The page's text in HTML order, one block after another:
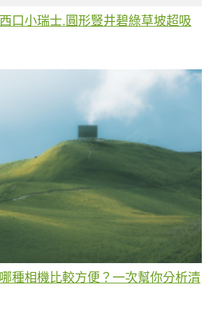
口小瑞士.圓形豎井碧綠草坡超吸
哪種相機比較方便？一次幫你分析清